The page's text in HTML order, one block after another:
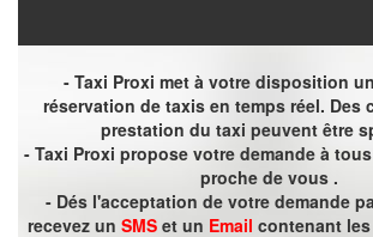
- Taxi Proxi met à votre disposition
réservation de taxis en temps réel. Des
prestation du taxi peuvent être
- Taxi Proxi propose votre demande à
proche de vous .
- Dés l'acceptation de votre demande
recevez un SMSet un Email contenant